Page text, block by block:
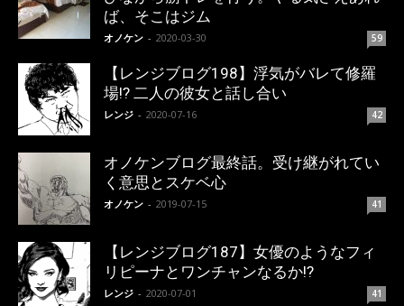
ば、そこはジム
オノケン - 2020-03-30 59
【レンジブログ198】浮気がバレて修羅
場!? 二人の彼女と話し合い
レンジ - 2020-07-16 42
オノケンブログ最終話。受け継がれてい
く意思とスケベ心
オノケン - 2019-07-15 41
【レンジブログ187】女優のようなフィ
リピーナとワンチャンなるか!?
レンジ - 2020-07-01 41